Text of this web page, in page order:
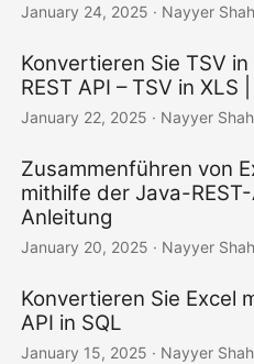
January 24, 2025 · Nayyer
Konvertieren Sie TSV
REST API – TSV in XLS
January 22, 2025 · Nayyer
Zusammenführen von
mithilfe der Java-
Anleitung
January 20, 2025 · Nayyer
Konvertieren Sie Excel
API in SQL
January 15, 2025 · Nayyer